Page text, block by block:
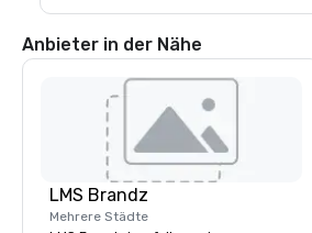
Orchestern aufgeführt werden, und
Gemeinschaftsprogramme.
Anbieter in der Nähe
LMS Brandz
Mehrere Städte